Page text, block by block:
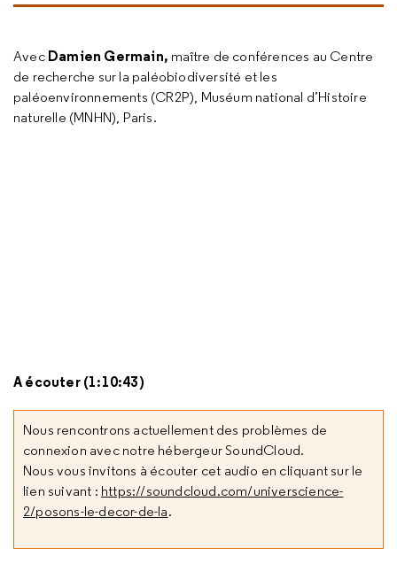
Avec Damien Germain, maître de conférences au Centre
de recherche sur la paléobiodiversité et les
paléoenvironnements (CR2P), Muséum national d’Histoire
naturelle (MNHN), Paris.
A écouter (1:10:43)
Nous rencontrons actuellement des problèmes de
connexion avec notre hébergeur SoundCloud.
Nous vous invitons à écouter cet audio en cliquant sur le
lien suivant : https://soundcloud.com/universcience-
2/posons-le-decor-de-la.